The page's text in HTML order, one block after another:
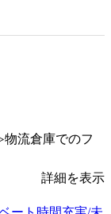
流倉庫でのフ
詳細を表示